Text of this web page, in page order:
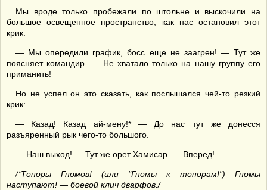
Мы вроде только пробежали по штольне и выскочили на
большое освещенное пространство, как нас остановил этот
крик.
— Мы опередили график, босс еще не заагрен! — Тут же
поясняет командир. — Не хватало только на нашу группу его
приманить!
Но не успел он это сказать, как послышался чей-то резкий
крик:
— Казад! Казад ай-мену!* — До нас тут же донесся
разъяренный рык чего-то большого.
— Наш выход! — Тут же орет Хамисар. — Вперед!
/*Топоры Гномов! (или "Гномы к топорам!") Гномы
наступают! — боевой клич дварфов./